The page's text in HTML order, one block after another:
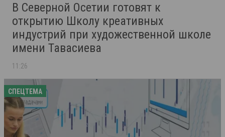
В Северной Осетии готовят к
открытию Школу креативных
индустрий при художественной школе
имени Тавасиева
11:26
СПЕЦТЕМА